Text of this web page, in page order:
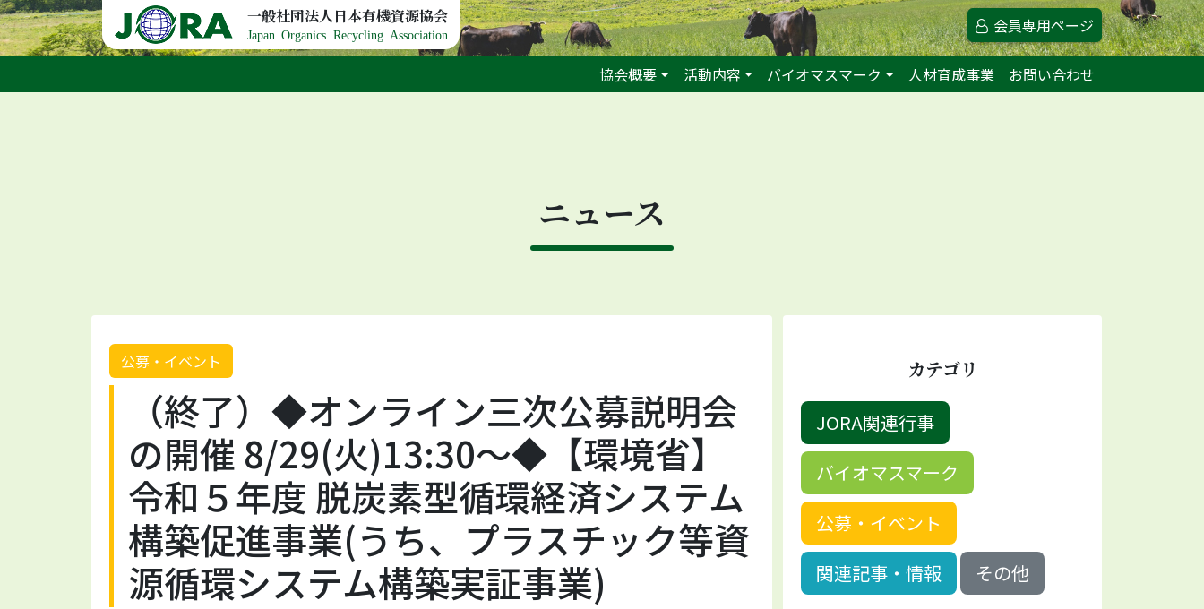
Skip to content 一般社団法人日本有機資源協会
Japan Organics Recycling Association 会員専用ページ
協会概要 活動内容 バイオマスマーク 人材育成事業 お問い合わせ
ニュース
公募・イベント
（終了）◆オンライン三次公募説明会
の開催 8/29(火)13:30～◆【環境省】
令和５年度 脱炭素型循環経済システム
構築促進事業(うち、プラスチック等資
源循環システム構築実証事業)
カテゴリ
JORA関連行事
バイオマスマーク
公募・イベント
関連記事・情報
その他